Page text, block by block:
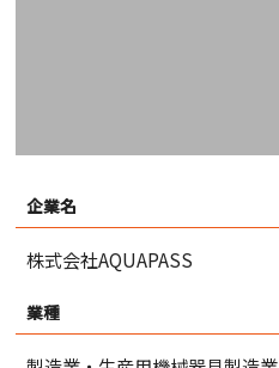
企業名
株式会社AQUAPASS
業種